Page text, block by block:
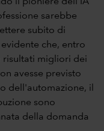
sarebbe
subito di
che, entro
risultati migliori dei
avesse previsto
dell'automazione, il
sono
della domanda